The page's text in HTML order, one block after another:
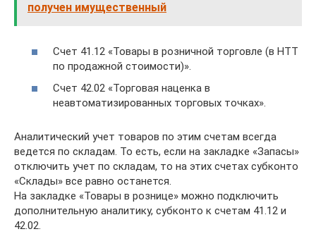
получен имущественный
Счет 41.12 «Товары в розничной торговле (в НТТ
по продажной стоимости)».
Счет 42.02 «Торговая наценка в
неавтоматизированных торговых точках».
Аналитический учет товаров по этим счетам всегда
ведется по складам. То есть, если на закладке «Запасы»
отключить учет по складам, то на этих счетах субконто
«Склады» все равно останется.
На закладке «Товары в рознице» можно подключить
дополнительную аналитику, субконто к счетам 41.12 и
42.02.